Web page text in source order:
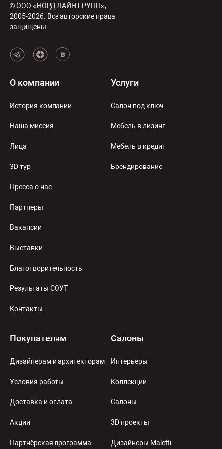
© ООО «НОРД ЛАЙН ГРУПП»,
2005-2026. Все авторские права
защищены.
О компании
История компании
Наша миссия
Лица
3D тур
Пресса о нас
Партнеры
Вакансии
Выставки
Благотворительность
Результаты СОУТ
Контакты
Услуги
Салон под ключ
Мебель в лизинг
Мебель в кредит
Брендирование
Покупателям
Дизайнерам и архитекторам
Условия работы
Доставка и оплата
Акции
Партнёрская программа
Салоны
Интерьеры
Коллекции
Салоны
3D проекты
Дизайнеры Maletti